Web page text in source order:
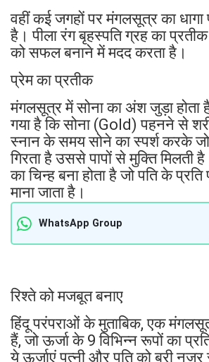
वहीं कई जगहों पर मंगलसूत्र का धागा
है। पीला रंग बृहस्पति ग्रह का प्रतीक
को सफल बनाने में मदद करता है।
प्रेम का प्रतीक
मंगलसूत्र में सोना का अंश जुड़ा होता
गया है कि सोना (Gold) पहनने से
स्नान के समय सोने का स्पर्श करके जो
गिरता है उससे पापों से मुक्ति मिलती
का चिन्ह बना होता है जो पति के
माना जाता है।
WhatsApp Group
रिश्ते को मजबूत बनाए
हिंदू परंपराओं के मुताबिक, एक
हैं, जो ऊर्जा के 9 विभिन्न रूपों का
ये ऊर्जाएं पत्नी और पति को बुरी